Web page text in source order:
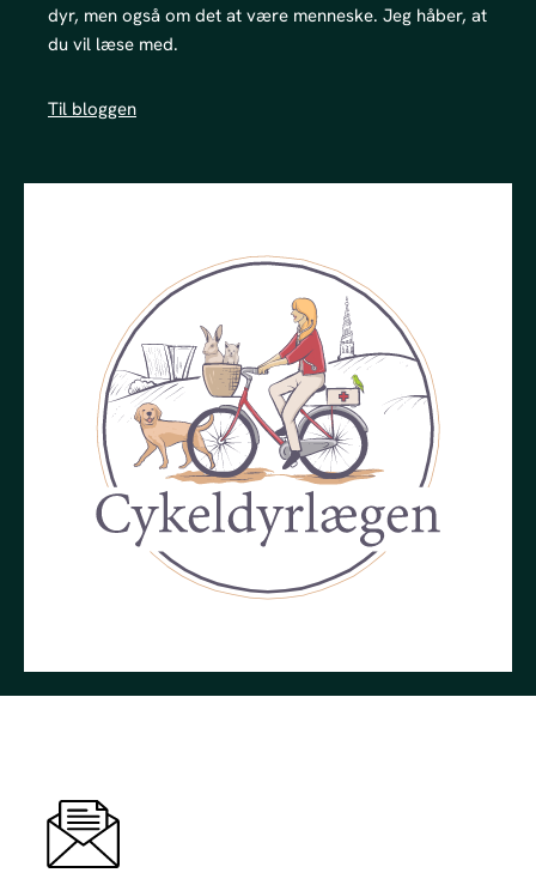
dyr, men også om det at være menneske. Jeg håber, at
du vil læse med.
Til bloggen